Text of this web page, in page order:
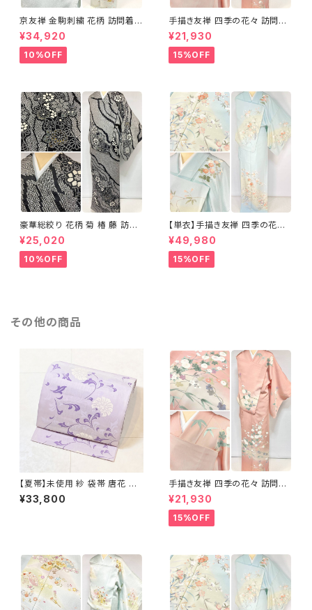
京友禅 金駒刺繍 花柄 訪問着
正絹 水色 黄緑 パステルカラー
アイスグリーン 1433
¥34,920
10%OFF
手描き友禅 四季の花々 訪問着
袷 正絹 サーモンピンク クリー
ム 白 桃花色 1434
¥21,930
15%OFF
豪華総絞り 花柄 菊 椿 藤 訪問
着 鹿の子絞り ラメ 正絹 黒 白
グレー 1435
¥25,020
10%OFF
【単衣】手描き友禅 四季の花々
正絹 訪問着 水色 黄緑 白 パス
テルカラー 1431
¥49,980
15%OFF
その他の商品
【夏帯】未使用 紗 袋帯 唐花 正
絹 紫 白 淡藤色 729
¥33,800
手描き友禅 四季の花々 訪問着
袷 正絹 サーモンピンク クリー
ム 白 桃花色 1434
¥21,930
15%OFF